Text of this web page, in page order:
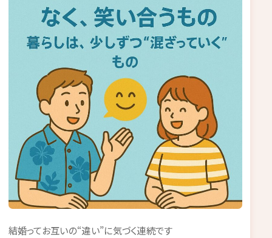
結婚ってお互いの“違い”に気づく連続です